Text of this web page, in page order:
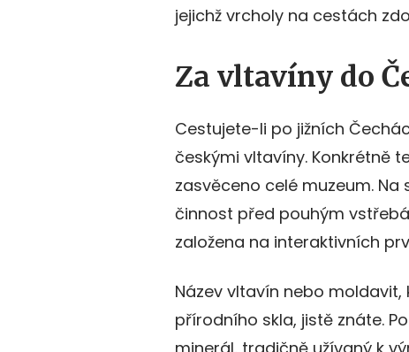
jejichž vrcholy na cestách
Za vltavíny do
Cestujete-li po jižních
českými vltavíny. Konkrétně
zasvěceno celé muzeum.
činnost před pouhým
založena na interaktivních
Název vltavín nebo
přírodního skla, jistě znáte.